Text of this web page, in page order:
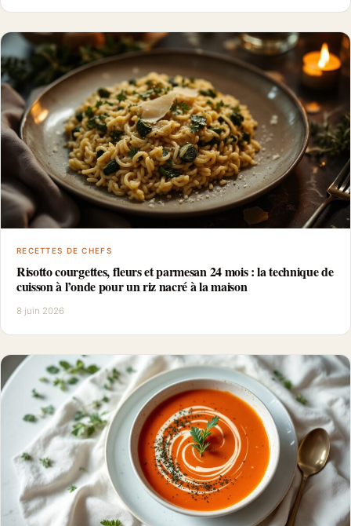
RECETTES DE CHEFS
Risotto courgettes, fleurs et parmesan 24 mois : la technique de
cuisson à l’onde pour un riz nacré à la maison
8 juin 2026